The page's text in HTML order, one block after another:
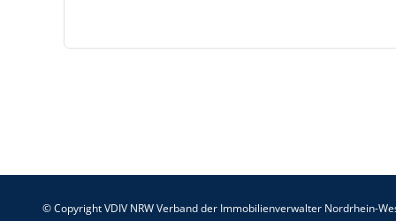
© Copyright VDIV NRW Verband der Immobilienverwalter Nordrhein-